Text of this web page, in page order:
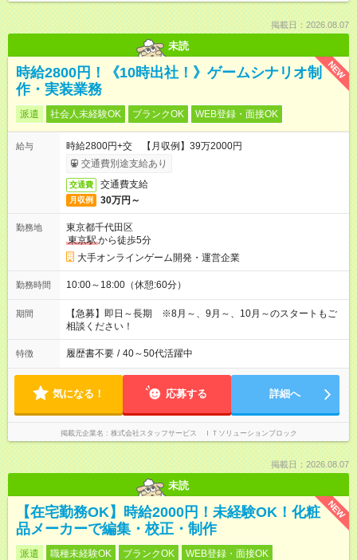
掲載日：2026.08.07
未読
NEW
時給2800円！《10時出社！》ゲームシナリオ制
作・実装業務
派遣 社会人未経験OK ブランクOK WEB登録・面接OK
給与
時給2800円+交 【月収例】39万2000円
交通費別途支給あり
交通費 交通費支給
月収例 30万円～
勤務地
東京都千代田区
東京駅から徒歩5分
大手オンラインゲーム開発・運営企業
勤務時間 10:00～18:00（休憩:60分）
期間
【急募】即日～長期 ※8月～、9月～、10月～のスタートもご
相談ください！
特徴 履歴書不要 / 40～50代活躍中
気になる！ 応募する 詳細へ
掲載元企業名 株式会社スタッフサービス ＩＴソリューションブロック
掲載日：2026.08.07
未読
NEW
【在宅勤務OK】時給2000円！未経験OK！化粧
品メーカーで編集・校正・制作
派遣 職種未経験OK ブランクOK WEB登録・面接OK